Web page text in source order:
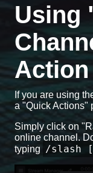
Using
Action
If you are using
a "Quick Actions"
Simply click on
online channel.
typing /slash